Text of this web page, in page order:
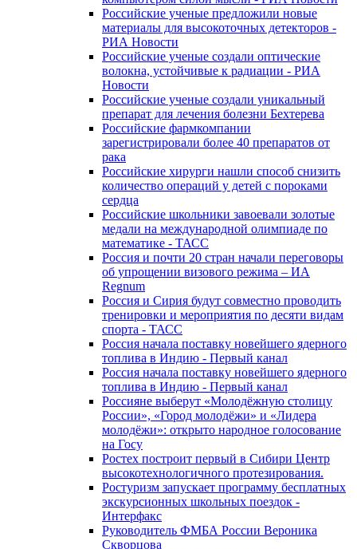
Российские ученые предложили новые
материалы для высокоточных детекторов -
РИА Новости
Российские ученые создали оптические
волокна, устойчивые к радиации - РИА
Новости
Российские ученые создали уникальный
препарат для лечения болезни Бехтерева
Российские фармкомпании
зарегистрировали более 40 препаратов от
рака
Российские хирурги нашли способ снизить
количество операций у детей с пороками
сердца
Российские школьники завоевали золотые
медали на международной олимпиаде по
математике - ТАСС
Россия и почти 20 стран начали переговоры
об упрощении визового режима – ИА
Regnum
Россия и Сирия будут совместно проводить
тренировки и мероприятия по десяти видам
спорта - ТАСС
Россия начала поставку новейшего ядерного
топлива в Индию - Первый канал
Россия начала поставку новейшего ядерного
топлива в Индию - Первый канал
Россияне выберут «Молодёжную столицу
России», «Город молодёжи» и «Лидера
молодёжи»: открыто народное голосование
на Госу
Ростех построит первый в Сибири Центр
высокотехнологичного протезирования.
Ростуризм запускает программу бесплатных
экскурсионных школьных поездок -
Интерфакс
Руководитель ФМБА России Вероника
Скворцова